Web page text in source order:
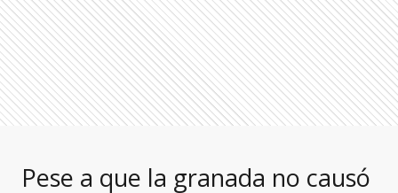
Pese a que la granada no causó